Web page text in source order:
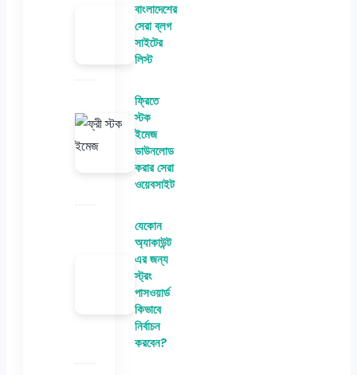
বাংলাদেশের
সেরা ব্লগ
সাইটের
লিস্ট
ফ্রিতে
স্টক
ইমেজ
ডাউনলোড
করার সেরা
ওয়েবসাইট
যেকোন
অ্যাকাউন্ট
এর জন্য
স্ট্রং
পাসওয়ার্ড
কিভাবে
নির্বাচন
করবেন?